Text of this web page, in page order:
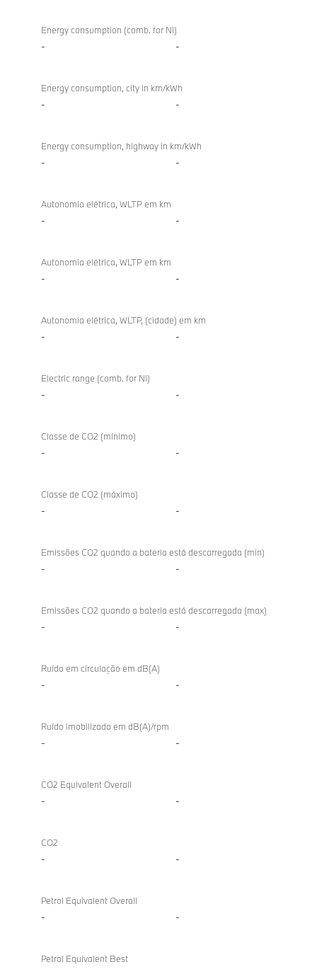
Energy consumption (comb. for NI)
- -
Energy consumption, city in km/kWh
- -
Energy consumption, highway in km/kWh
- -
Autonomia elétrica, WLTP em km
- -
Autonomia elétrica, WLTP em km
- -
Autonomia elétrica, WLTP, (cidade) em km
- -
Electric range (comb. for NI)
- -
Classe de CO2 (mínimo)
- -
Classe de CO2 (máximo)
- -
Emissões CO2 quando a bateria está descarregada (min)
- -
Emissões CO2 quando a bateria está descarregada (max)
- -
Ruído em circulação em dB(A)
- -
Ruído imobilizado em dB(A)/rpm
- -
CO2 Equivalent Overall
- -
CO2
- -
Petrol Equivalent Overall
- -
Petrol Equivalent Best